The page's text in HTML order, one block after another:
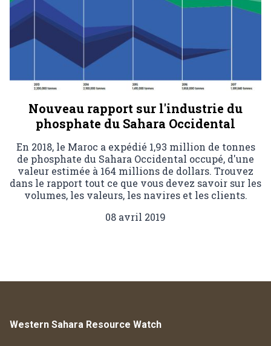
Nouveau rapport sur l'industrie du
phosphate du Sahara Occidental
En 2018, le Maroc a expédié 1,93 million de tonnes
de phosphate du Sahara Occidental occupé, d'une
valeur estimée à 164 millions de dollars. Trouvez
dans le rapport tout ce que vous devez savoir sur les
volumes, les valeurs, les navires et les clients.
08 avril 2019
Western Sahara Resource Watch